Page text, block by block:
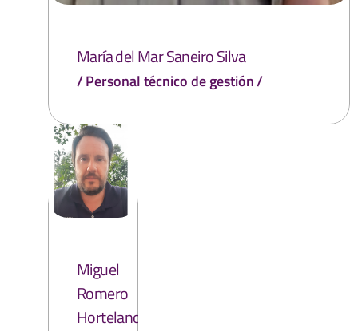
María del Mar Saneiro Silva
Personal técnico de gestión
Miguel
Romero
Hortelano